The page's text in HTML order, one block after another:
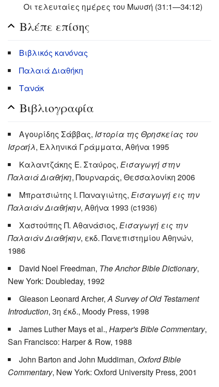
Οι τελευταίες ημέρες του Μωυσή (31:1—34:12)
Βλέπε επίσης
Βιβλικός κανόνας
Παλαιά Διαθήκη
Τανάκ
Βιβλιογραφία
Αγουρίδης Σάββας, Ιστορία της Θρησκείας του
Ισραήλ, Ελληνικά Γράμματα, Αθήνα 1995
Καλαντζάκης Ε. Σταύρος, Εισαγωγή στην
Παλαιά Διαθήκη, Πουρναράς, Θεσσαλονίκη 2006
Μπρατσιώτης Ι. Παναγιώτης, Εισαγωγή εις την
Παλαιάν Διαθήκην, Αθήνα 1993 (c1936)
Χαστούπης Π. Αθανάσιος, Εισαγωγή εις την
Παλαιάν Διαθήκην, εκδ. Πανεπιστημίου Αθηνών,
1986
David Noel Freedman, The Anchor Bible Dictionary,
New York: Doubleday, 1992
Gleason Leonard Archer, A Survey of Old Testament
Introduction, 3η έκδ., Moody Press, 1998
James Luther Mays et al., Harper's Bible Commentary,
San Francisco: Harper & Row, 1988
John Barton and John Muddiman, Oxford Bible
Commentary, New York: Oxford University Press, 2001